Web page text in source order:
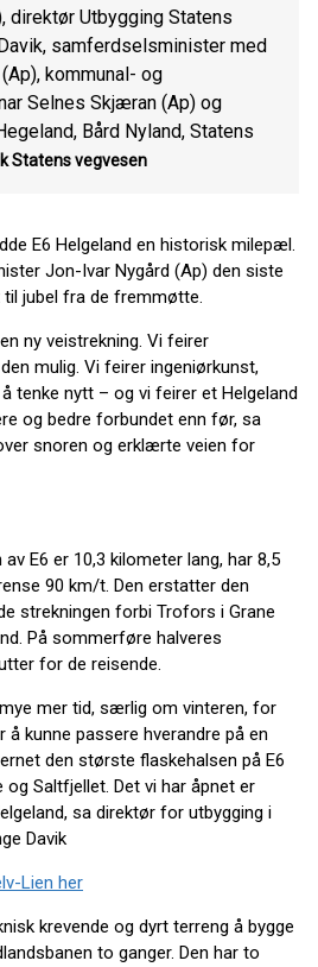
direktør Utbygging Statens
samferdselsminister med
kommunal- og
Selnes Skjæran (Ap) og
Bård Nyland, Statens
Statens vegvesen
E6 Helgeland en historisk milepæl.
Jon-Ivar Nygård (Ap) den siste
jubel fra de fremmøtte.
ny veistrekning. Vi feirer
mulig. Vi feirer ingeniørkunst,
tenke nytt – og vi feirer et Helgeland
og bedre forbundet enn før, sa
snoren og erklærte veien for
E6 er 10,3 kilometer lang, har 8,5
90 km/t. Den erstatter den
strekningen forbi Trofors i Grane
På sommerføre halveres
for de reisende.
mer tid, særlig om vinteren, for
kunne passere hverandre på en
den største flaskehalsen på E6
Saltfjellet. Det vi har åpnet er
sa direktør for utbygging i
Davik
Lien her
krevende og dyrt terreng å bygge
to ganger. Den har to